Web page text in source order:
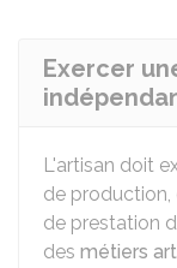
Exercer
L'artisan doit
de
de prestation
des métiers